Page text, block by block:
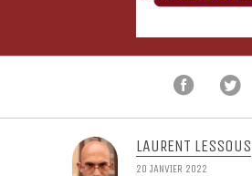
LAURENT LESSOUS
20 JANVIER 2022